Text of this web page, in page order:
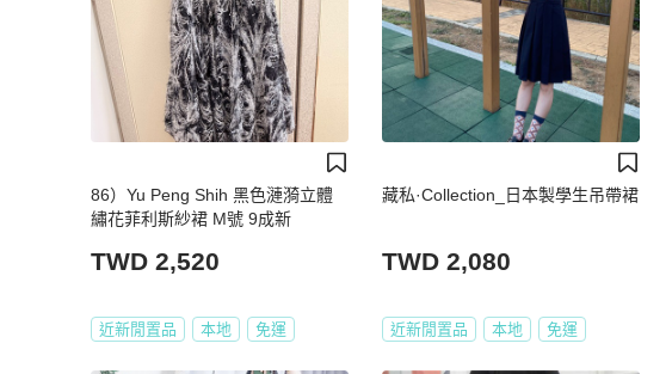
86）Yu Peng Shih 黑色漣漪立體
繡花菲利斯紗裙 M號 9成新
TWD 2,520
近新閒置品 本地 免運
藏私·Collection_日本製學生吊帶裙
TWD 2,080
近新閒置品 本地 免運